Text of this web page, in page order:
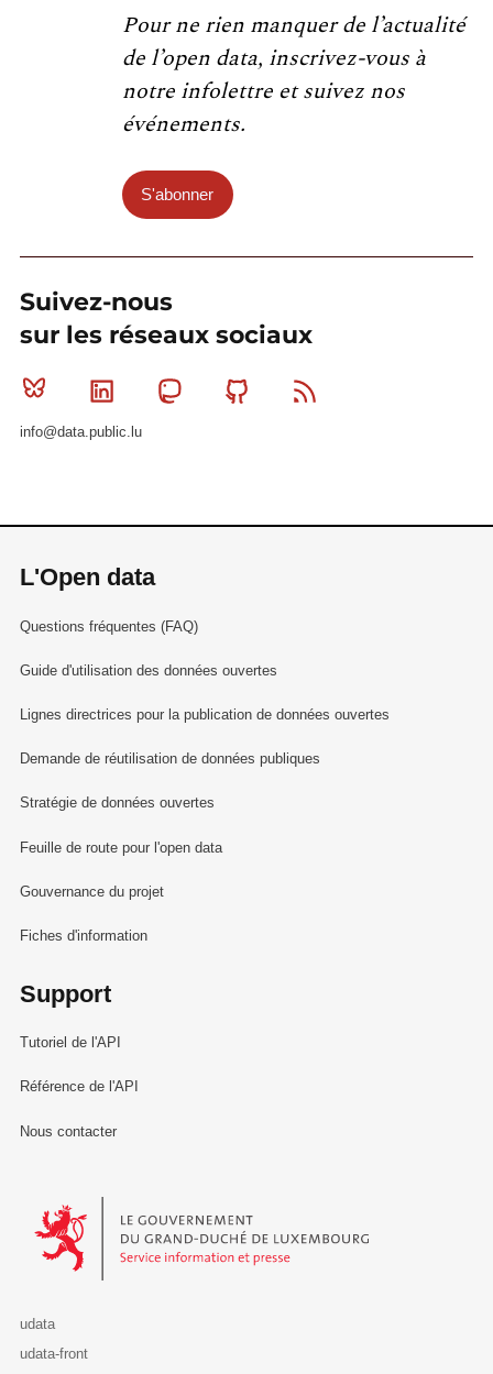
Pour ne rien manquer de l’actualité
de l’open data, inscrivez-vous à
notre infolettre et suivez nos
événements.
S'abonner
Suivez-nous
sur les réseaux sociaux
Bluesky Linkedin MastodonGithub
info@data.public.lu
L'Open data
Questions fréquentes (FAQ)
Guide d'utilisation des données ouvertes
Lignes directrices pour la publication de données ouvertes
Demande de réutilisation de données publiques
Stratégie de données ouvertes
Feuille de route pour l'open data
Gouvernance du projet
Fiches d'information
Support
Tutoriel de l'API
Référence de l'API
Nous contacter
Le Gouvernement du Grand-Duché de Luxembourg - Service
udata
udata-front